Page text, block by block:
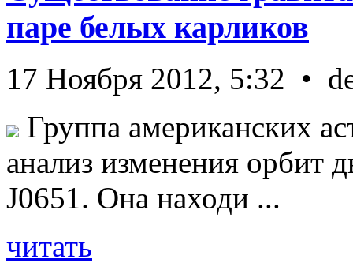
паре белых карликов
17 Ноября 2012, 5:32 •
Группа американских
анализ изменения орбит
J0651. Она находи ...
читать